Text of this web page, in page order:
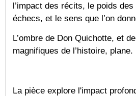
l’impact des récits, le poids
échecs, et le sens que l’on
L’ombre de Don Quichotte, et
magnifiques de l’histoire, plane.
La pièce explore l'impact